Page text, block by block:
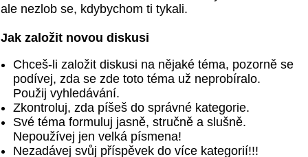
ale nezlob se, kdybychom ti tykali.
Jak založit novou diskusi
Chceš-li založit diskusi na nějaké téma, pozorně se
podívej, zda se zde toto téma už neprobíralo.
Použij vyhledávání.
Zkontroluj, zda píšeš do správné kategorie.
Své téma formuluj jasně, stručně a slušně.
Nepoužívej jen velká písmena!
Nezadávej svůj příspěvek do více kategorií!!!